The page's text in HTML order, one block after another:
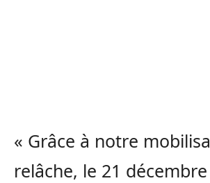
« Grâce à notre
relâche, le 21